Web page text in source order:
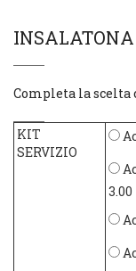
INSALATONA
Completa la scelta
KIT
SERVIZIO
3.00